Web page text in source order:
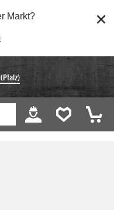
Markt?